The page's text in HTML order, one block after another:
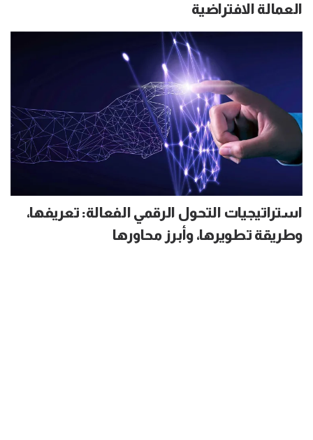
العمالة الافتراضية
استراتيجيات التحول الرقمي الفعالة: تعريفها،
وطريقة تطويرها، وأبرز محاورها